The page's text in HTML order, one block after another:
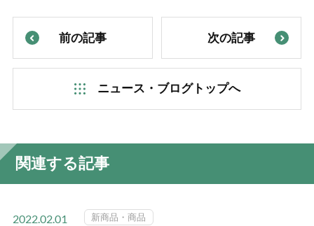
前の記事
ニュース・ブログトップへ
次の記事
関連する記事
2022.02.01 新商品・商品